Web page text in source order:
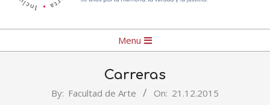
UNICEN
Navigation
Menu
Carreras
By: Facultad de Arte On: 21.12.2015